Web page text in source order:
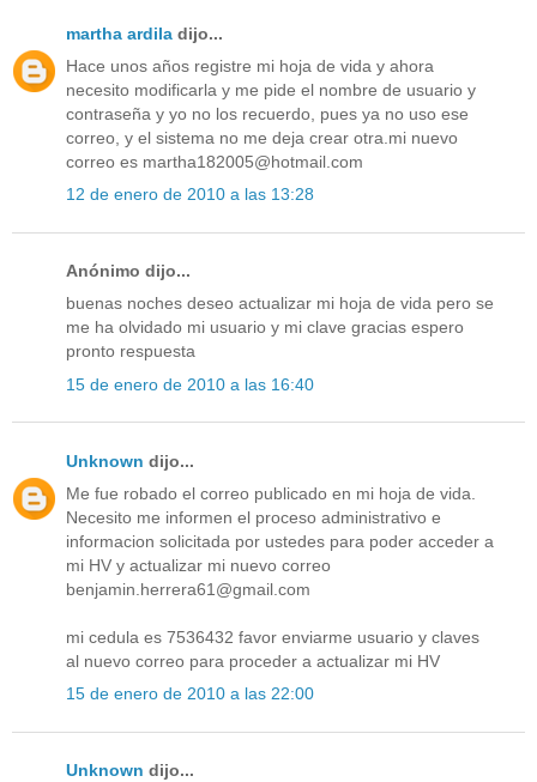
martha ardila dijo...
Hace unos años registre mi hoja de vida y ahora
necesito modificarla y me pide el nombre de usuario y
contraseña y yo no los recuerdo, pues ya no uso ese
correo, y el sistema no me deja crear otra.mi nuevo
correo es martha182005@hotmail.com
12 de enero de 2010 a las 13:28
Anónimo dijo...
buenas noches deseo actualizar mi hoja de vida pero se
me ha olvidado mi usuario y mi clave gracias espero
pronto respuesta
15 de enero de 2010 a las 16:40
Unknown dijo...
Me fue robado el correo publicado en mi hoja de vida.
Necesito me informen el proceso administrativo e
informacion solicitada por ustedes para poder acceder a
mi HV y actualizar mi nuevo correo
benjamin.herrera61@gmail.com
mi cedula es 7536432 favor enviarme usuario y claves
al nuevo correo para proceder a actualizar mi HV
15 de enero de 2010 a las 22:00
Unknown dijo...